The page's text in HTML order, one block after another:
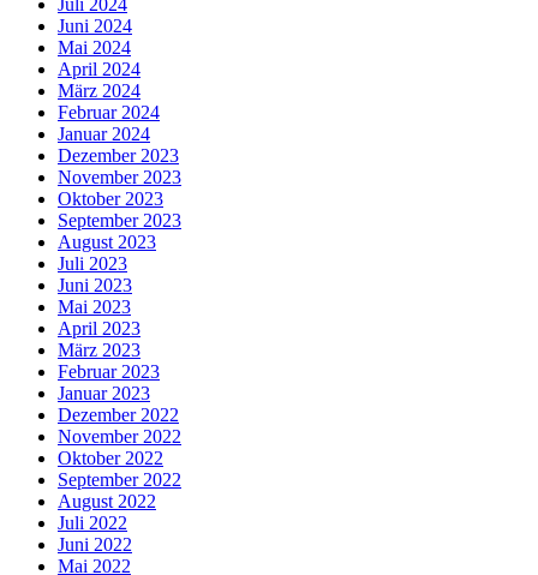
Juni 2024
Mai 2024
April 2024
März 2024
Februar 2024
Januar 2024
Dezember 2023
November 2023
Oktober 2023
September 2023
August 2023
Juli 2023
Juni 2023
Mai 2023
April 2023
März 2023
Februar 2023
Januar 2023
Dezember 2022
November 2022
Oktober 2022
September 2022
August 2022
Juli 2022
Juni 2022
Mai 2022